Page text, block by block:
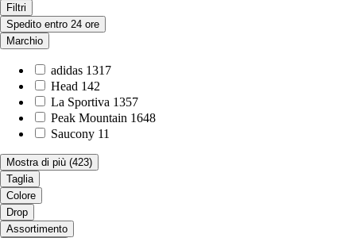
Filtri
Spedito entro 24 ore
Marchio
adidas 1317
Head 142
La Sportiva 1357
Peak Mountain 1648
Saucony 11
Mostra di più (423)
Taglia
Colore
Drop
Assortimento